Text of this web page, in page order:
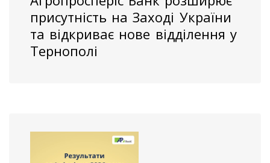
присутність на Заході України
та відкриває нове відділення у
Тернополі